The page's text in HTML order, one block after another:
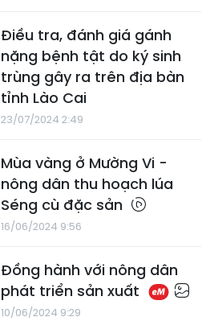
Điều tra, đánh giá gánh
nặng bệnh tật do ký sinh
trùng gây ra trên địa bàn
tỉnh Lào Cai
23/07/2024 2:49
Mùa vàng ở Mường Vi -
nông dân thu hoạch lúa
Séng cù đặc sản
16/06/2024 9:56
Đồng hành với nông dân
phát triển sản xuất
10/06/2024 9:29